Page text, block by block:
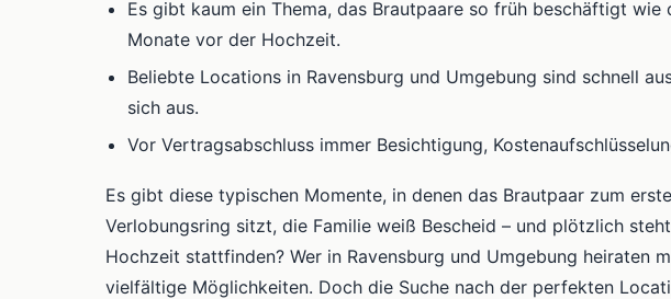
Es gibt kaum ein Thema, das Brautpaare so früh beschäftigt
Monate vor der Hochzeit.
Beliebte Locations in Ravensburg und Umgebung sind schnell
sich aus.
Vor Vertragsabschluss immer Besichtigung,
Es gibt diese typischen Momente, in denen das Brautpaar zum
Verlobungsring sitzt, die Familie weiß Bescheid – und plötzlich
Hochzeit stattfinden? Wer in Ravensburg und Umgebung heiraten
vielfältige Möglichkeiten. Doch die Suche nach der perfekten